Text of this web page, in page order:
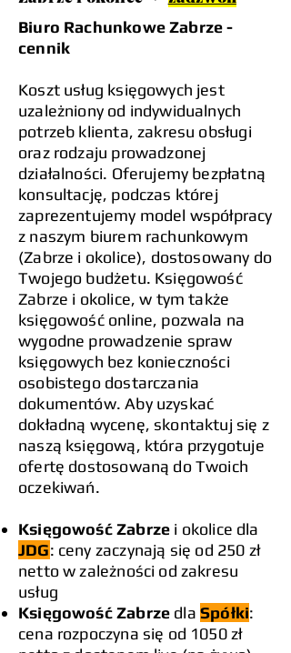
Biuro Rachunkowe Zabrze -
cennik
Koszt usług księgowych jest
uzależniony od indywidualnych
potrzeb klienta, zakresu obsługi
oraz rodzaju prowadzonej
działalności. Oferujemy bezpłatną
konsultację, podczas której
zaprezentujemy model współpracy
z naszym biurem rachunkowym
(Zabrze i okolice), dostosowany do
Twojego budżetu. Księgowość
Zabrze i okolice, w tym także
księgowość online, pozwala na
wygodne prowadzenie spraw
księgowych bez konieczności
osobistego dostarczania
dokumentów. Aby uzyskać
dokładną wycenę, skontaktuj się z
naszą księgową, która przygotuje
ofertę dostosowaną do Twoich
oczekiwań.
Księgowość Zabrze i okolice dla
JDG: ceny zaczynają się od 250 zł
netto w zależności od zakresu
usług
Księgowość Zabrze dla Spółki:
cena rozpoczyna się od 1050 zł